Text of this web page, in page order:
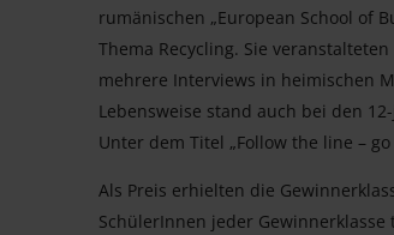
rumänischen „European School of
Thema Recycling. Sie
mehrere Interviews in heimischen
Lebensweise stand auch bei den
Unter dem Titel „Follow the line –
Als Preis erhielten die
SchülerInnen jeder